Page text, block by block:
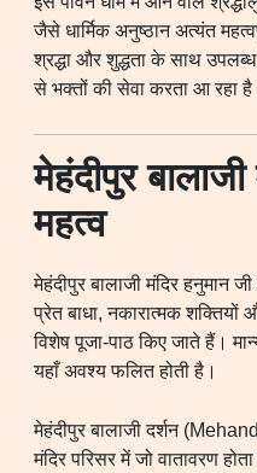
जैसे धार्मिक अनुष्ठान अत्यंत
श्रद्धा और शुद्धता के साथ
से भक्तों की सेवा करता आ रहा
मेहंदीपुर बालाजी
महत्व
मेहंदीपुर बालाजी मंदिर हनुमान
प्रेत बाधा, नकारात्मक
विशेष पूजा-पाठ किए जाते हैं।
यहाँ अवश्य फलित होती है।
मेहंदीपुर बालाजी दर्शन
मंदिर परिसर में जो वातावरण